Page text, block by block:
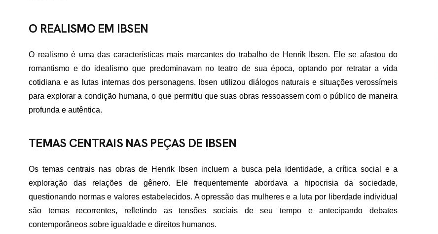
O REALISMO EM IBSEN
O realismo é uma das características mais marcantes do trabalho de Henrik Ibsen. Ele se afastou do
romantismo e do idealismo que predominavam no teatro de sua época, optando por retratar a vida
cotidiana e as lutas internas dos personagens. Ibsen utilizou diálogos naturais e situações verossímeis
para explorar a condição humana, o que permitiu que suas obras ressoassem com o público de maneira
profunda e autêntica.
TEMAS CENTRAIS NAS PEÇAS DE IBSEN
Os temas centrais nas obras de Henrik Ibsen incluem a busca pela identidade, a crítica social e a
exploração das relações de gênero. Ele frequentemente abordava a hipocrisia da sociedade,
questionando normas e valores estabelecidos. A opressão das mulheres e a luta por liberdade individual
são temas recorrentes, refletindo as tensões sociais de seu tempo e antecipando debates
contemporâneos sobre igualdade e direitos humanos.